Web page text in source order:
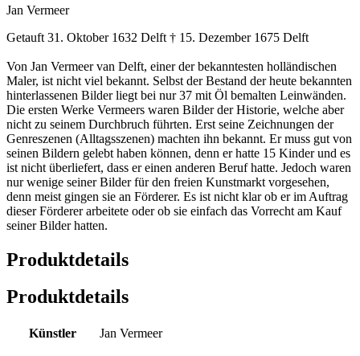
Jan Vermeer
Getauft 31. Oktober 1632 Delft † 15. Dezember 1675 Delft
Von Jan Vermeer van Delft, einer der bekanntesten holländischen
Maler, ist nicht viel bekannt. Selbst der Bestand der heute bekannten
hinterlassenen Bilder liegt bei nur 37 mit Öl bemalten Leinwänden.
Die ersten Werke Vermeers waren Bilder der Historie, welche aber
nicht zu seinem Durchbruch führten. Erst seine Zeichnungen der
Genreszenen (Alltagsszenen) machten ihn bekannt. Er muss gut von
seinen Bildern gelebt haben können, denn er hatte 15 Kinder und es
ist nicht überliefert, dass er einen anderen Beruf hatte. Jedoch waren
nur wenige seiner Bilder für den freien Kunstmarkt vorgesehen,
denn meist gingen sie an Förderer. Es ist nicht klar ob er im Auftrag
dieser Förderer arbeitete oder ob sie einfach das Vorrecht am Kauf
seiner Bilder hatten.
Produktdetails
Produktdetails
Künstler Jan Vermeer